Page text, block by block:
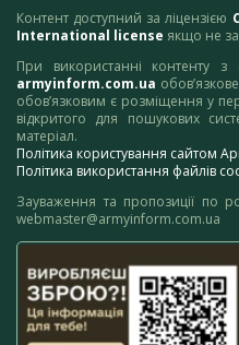
Контент доступний за ліцензією
International license якщо не
При використанні контенту
armyinform.com.ua
обов’язковим є розміщення у
відкритого для пошукових
матеріал.
Політика користування сайтом
Політика використання файлів
Зауваження та пропозиції по
webmaster@armyinform.com.ua